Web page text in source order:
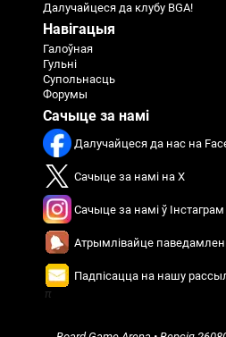
Далучайцеся да клубу BGA!
Навігацыя
Галоўная
Гульні
Супольнасць
Форумы
Сачыце за намі
Далучайцеся да нас на
Сачыце за намі на X
Сачыце за намі ў Інстаграм
Атрымлівайце
Падпісацца на нашу
π